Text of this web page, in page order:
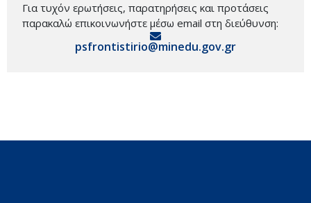
Για τυχόν ερωτήσεις, παρατηρήσεις και προτάσεις
παρακαλώ επικοινωνήστε μέσω email στη διεύθυνση:
psfrontistirio@minedu.gov.gr